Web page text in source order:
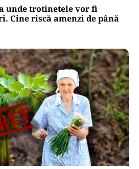
unde trotinetele vor fi
Cine riscă amenzi de până